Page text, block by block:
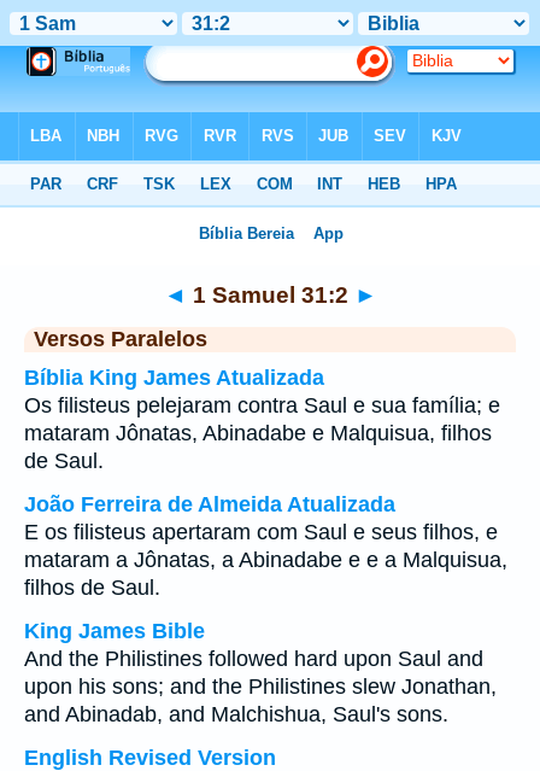
◄ 1 Samuel 31:2 ►
Versos Paralelos
Bíblia King James Atualizada
Os filisteus pelejaram contra Saul e sua família; e
mataram Jônatas, Abinadabe e Malquisua, filhos
de Saul.
João Ferreira de Almeida Atualizada
E os filisteus apertaram com Saul e seus filhos, e
mataram a Jônatas, a Abinadabe e e a Malquisua,
filhos de Saul.
King James Bible
And the Philistines followed hard upon Saul and
upon his sons; and the Philistines slew Jonathan,
and Abinadab, and Malchishua, Saul's sons.
English Revised Version